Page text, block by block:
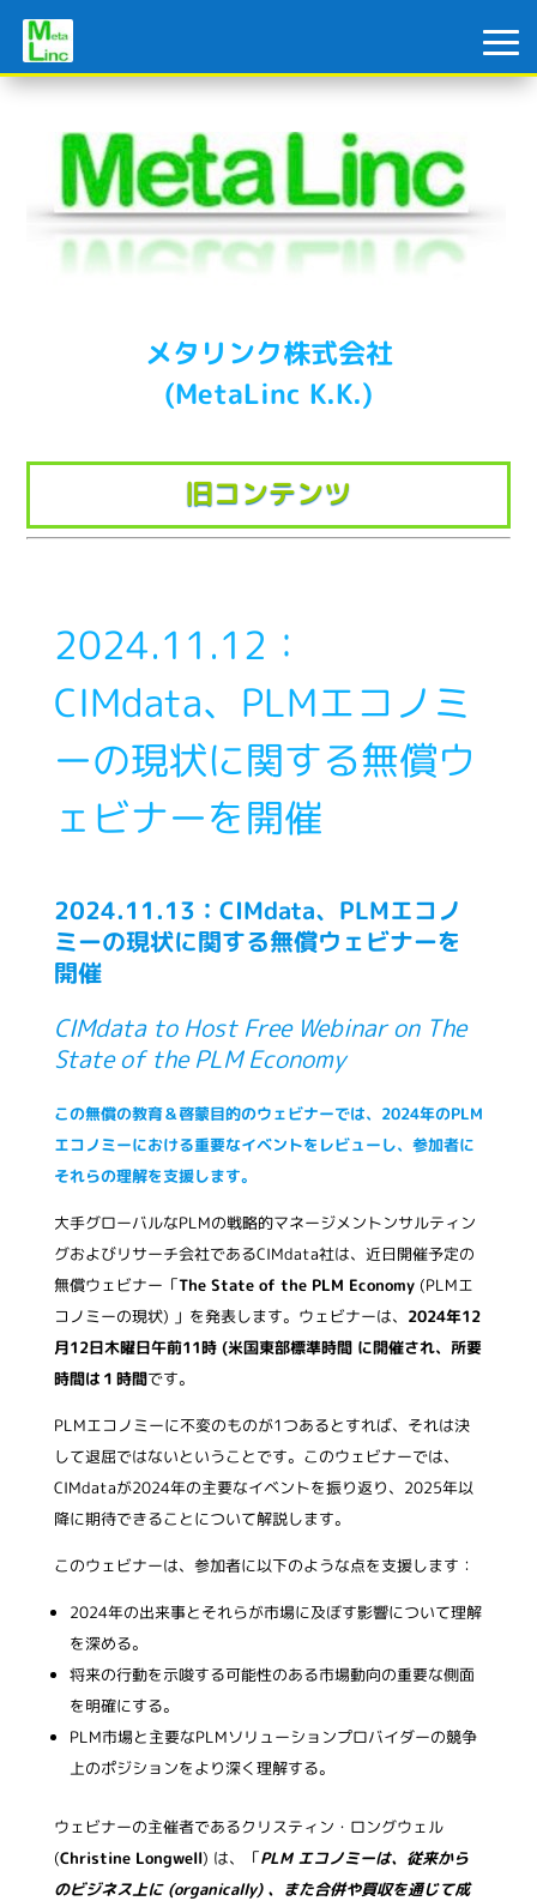
メタリンク株式会社
(MetaLinc K.K.)
旧コンテンツ
2024.11.12：
CIMdata、PLMエコノミ
ーの現状に関する無償ウ
ェビナーを開催
2024.11.13：CIMdata、PLMエコノ
ミーの現状に関する無償ウェビナーを
開催
CIMdata to Host Free Webinar on The
State of the PLM Economy
この無償の教育＆啓蒙目的のウェビナーでは、2024年のPLM
エコノミーにおける重要なイベントをレビューし、参加者に
それらの理解を支援します。
大手グローバルなPLMの戦略的マネージメントンサルティン
グおよびリサーチ会社であるCIMdata社は、近日開催予定の
無償ウェビナー「The State of the PLM Economy(PLMエ
コノミーの現状) 」を発表します。ウェビナーは、 2024年12
月12日木曜日午前11時 (米国東部標準時間 に開催され、所要
時間は１時間です。
PLMエコノミーに不変のものが1つあるとすれば、それは決
して退屈ではないということです。このウェビナーでは、
CIMdataが2024年の主要なイベントを振り返り、2025年以
降に期待できることについて解説します。
このウェビナーは、参加者に以下のような点を支援します：
2024年の出来事とそれらが市場に及ぼす影響について理解
を深める。
将来の行動を示唆する可能性のある市場動向の重要な側面
を明確にする。
PLM市場と主要なPLMソリューションプロバイダーの競争
上のポジションをより深く理解する。
ウェビナーの主催者であるクリスティン・ロングウェル
(Christine Longwell) は、「PLM エコノミーは、従来から
のビジネス上に (organically) 、また合併や買収を通じて成